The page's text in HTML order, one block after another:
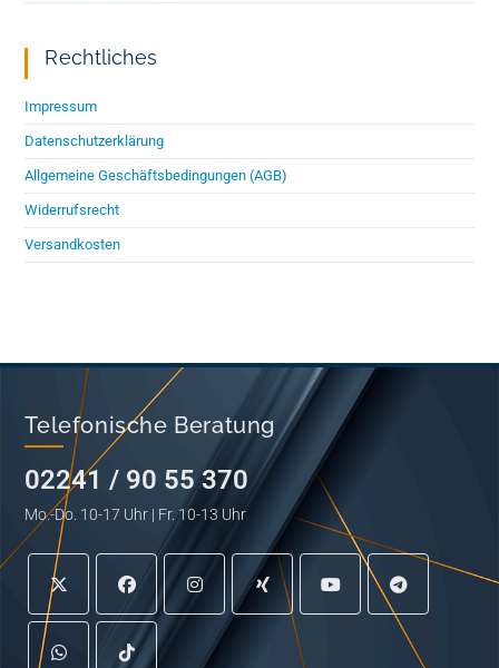
Rechtliches
Impressum
Datenschutzerklärung
Allgemeine Geschäftsbedingungen (AGB)
Widerrufsrecht
Versandkosten
Telefonische Beratung
02241 / 90 55 370
Mo.-Do. 10-17 Uhr | Fr. 10-13 Uhr